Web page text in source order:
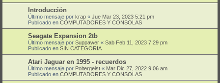
Introducción
Último mensaje por krap « Jue Mar 23, 2023 5:21 pm
Publicado en COMPUTADORES Y CONSOLAS
Seagate Expansion 2tb
Último mensaje por Suppawer « Sab Feb 11, 2023 7:29 pm
Publicado en SIN CATEGORIA
Atari Jaguar en 1995 - recuerdos
Último mensaje por Poltergeist « Mar Dic 27, 2022 9:06 am
Publicado en COMPUTADORES Y CONSOLAS